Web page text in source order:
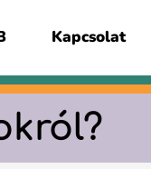
Kapcsolat